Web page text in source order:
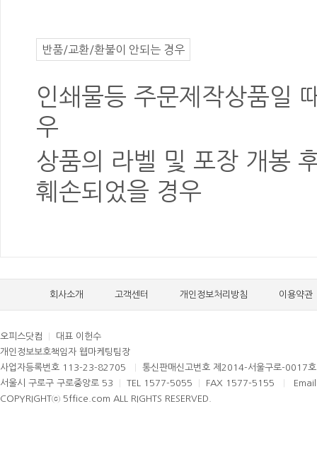
반품/교환/환불이 안되는 경우
인쇄물등 주문제작상품일
우
상품의 라벨 및 포장 개봉
훼손되었을 경우
회사소개 고객센터 개인정보처리방침 이용약관
오피스닷컴
대표 이헌수
개인정보보호책임자 웹마케팅팀장
사업자등록번호 113-23-82705
통신판매신고번호 제2014-서울구로-0017
서울시 구로구 구로중앙로 53
TEL 1577-5055 FAX 1577-5155
COPYRIGHTⓒ 5ffice.com ALL RIGHTS RESERVED.